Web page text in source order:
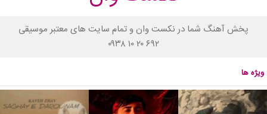
پخش آهنگ شما در نکست وان و تمام سایت های معتبر موسیقی
۰۹۳۸ ۱۰ ۲۰ ۶۹۲
ویژه ها